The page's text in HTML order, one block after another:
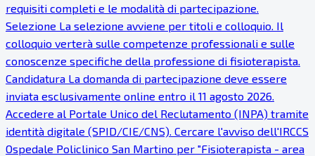
requisiti completi e le modalità di partecipazione.
Selezione La selezione avviene per titoli e colloquio. Il
colloquio verterà sulle competenze professionali e sulle
conoscenze specifiche della professione di fisioterapista.
Candidatura La domanda di partecipazione deve essere
inviata esclusivamente online entro il 11 agosto 2026.
Accedere al Portale Unico del Reclutamento (INPA) tramite
identità digitale (SPID/CIE/CNS). Cercare l'avviso dell'IRCCS
Ospedale Policlinico San Martino per "Fisioterapista - area